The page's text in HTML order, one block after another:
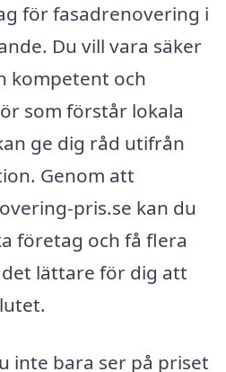
för fasadrenovering i
Du vill vara säker
kompetent och
som förstår lokala
ge dig råd utifrån
Genom att
pris.se kan du
företag och få flera
lättare för dig att
inte bara ser på priset